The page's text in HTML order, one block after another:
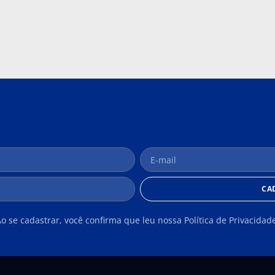
se cadastrar, você confirma que leu nossa Política de